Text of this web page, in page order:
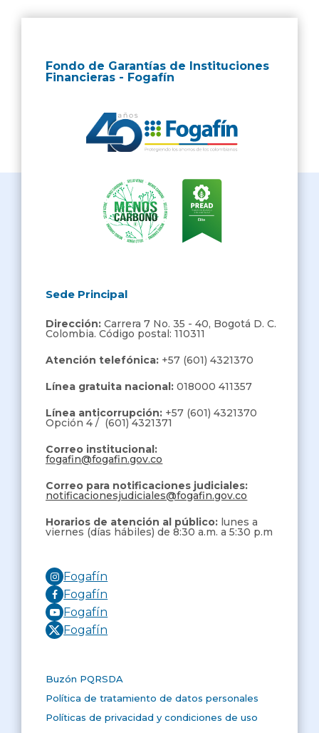
Fondo de Garantías de Instituciones
Financieras - Fogafín
Sede Principal
Dirección:Carrera 7 No. 35 - 40, Bogotá D. C.
Colombia. Código postal: 110311
Atención telefónica: +57 (601) 4321370
Línea gratuita nacional: 018000 411357
Línea anticorrupción: +57 (601) 4321370
Opción 4 / (601) 4321371
Correo institucional:
fogafin@fogafin.gov.co
Correo para notificaciones judiciales:
notificacionesjudiciales@fogafin.gov.co
Horarios de atención al público: lunes a
viernes (días hábiles) de 8:30 a.m. a 5:30 p.m
Fogafín
Fogafín
Fogafín
Fogafín
Buzón PQRSDA
Política de tratamiento de datos personales
Políticas de privacidad y condiciones de uso